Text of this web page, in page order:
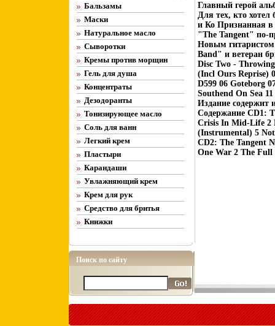
Бальзамы
Маски
Натуральное масло
Сыворотки
Кремы против морщин
Гель для душа
Концентраты
Дезодоранты
Тонизирующее масло
Соль для ванн
Легкий крем
Пластыри
Карандаши
Увлажняющий крем
Крем для рук
Средство для бритья
Книжки
Поиск по сайту
Главный герой
Для тех, кто
и Ко Признанная в
"The Tangent" по-
Новым гитаристом
Band" и ветеран
Disc Two -
(Incl Ours Reprise)
D599 06 Goteborg
Southend On Sea
Издание содержит
Содержание CD1:
Crisis In Mid-Life 2
(Instrumental) 5 Not
CD2: The Tangent
One War 2 The